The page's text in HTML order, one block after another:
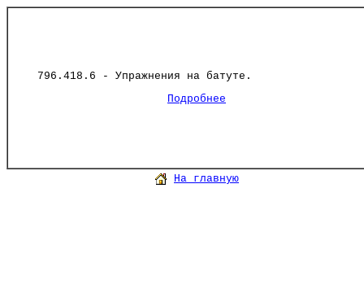
796.418.6 - Упражнения на батуте.
Подробнее
На главную